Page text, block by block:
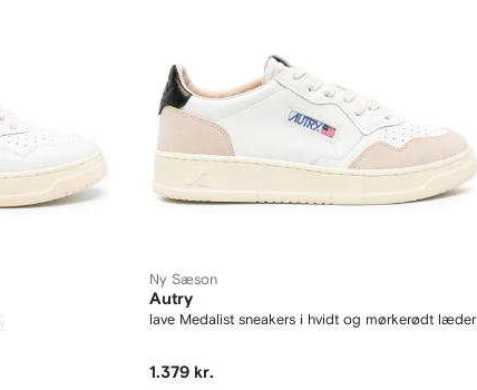
Ny Sæson
Autry
lave Medalist sneakers i hvidt og mørkerødt læder
1.379 kr.